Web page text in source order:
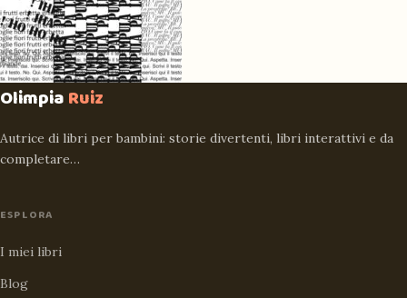
OlimpiaRuiz
Autrice di libri per bambini: storie divertenti, libri interattivi e da
completare…
ESPLORA
I miei libri
Blog